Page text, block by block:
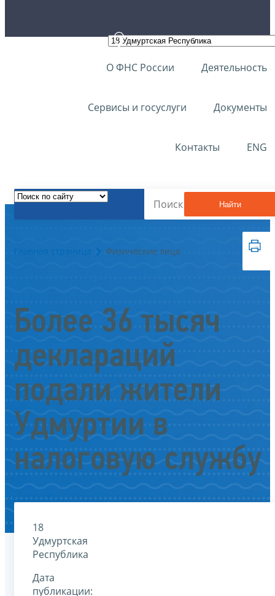
О ФНС России Деятельность
Сервисы и госуслуги Документы
Контакты ENG
Найти
Главная страница Физические лица
Более 36 тысяч
деклараций
подали жители
Удмуртии в
налоговую службу
18
Удмуртская
Республика
Дата
публикации: